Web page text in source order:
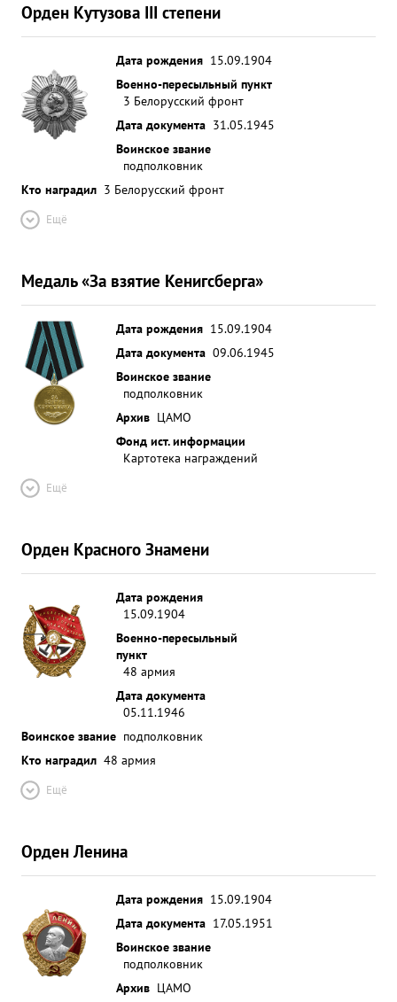
Орден Кутузова III степени
Дата рождения 15.09.1904
Военно-пересыльный пункт
3 Белорусский фронт
Дата документа 31.05.1945
Воинское звание
подполковник
Кто наградил 3 Белорусский фронт
Ещё
Медаль «За взятие Кенигсберга»
Дата рождения 15.09.1904
Дата документа 09.06.1945
Воинское звание
подполковник
Архив ЦАМО
Фонд ист. информации
Картотека награждений
Ещё
Орден Красного Знамени
Дата рождения
15.09.1904
Военно-пересыльный
пункт
48 армия
Дата документа
05.11.1946
Воинское звание подполковник
Кто наградил 48 армия
Ещё
Орден Ленина
Дата рождения 15.09.1904
Дата документа 17.05.1951
Воинское звание
подполковник
Архив ЦАМО